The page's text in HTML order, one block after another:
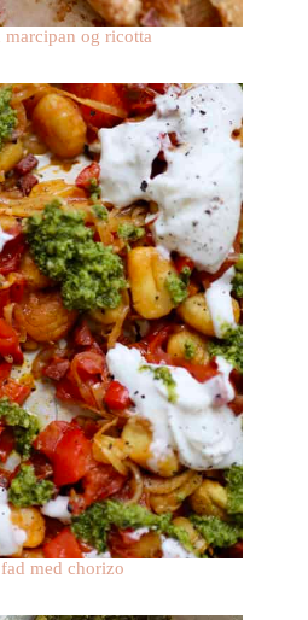
marcipan og ricotta
med chorizo